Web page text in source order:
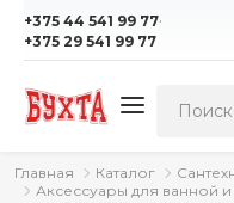
+375 44 541 99 77·
+375 29 541 99 77
Главная Каталог
Аксессуары для ванной и